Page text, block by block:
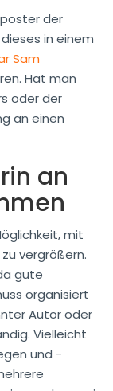
der
in einem
Sam
Hat man
oder der
an einen
an
mit
zu vergrößern.
gute
organisiert
Autor oder
Vielleicht
und -